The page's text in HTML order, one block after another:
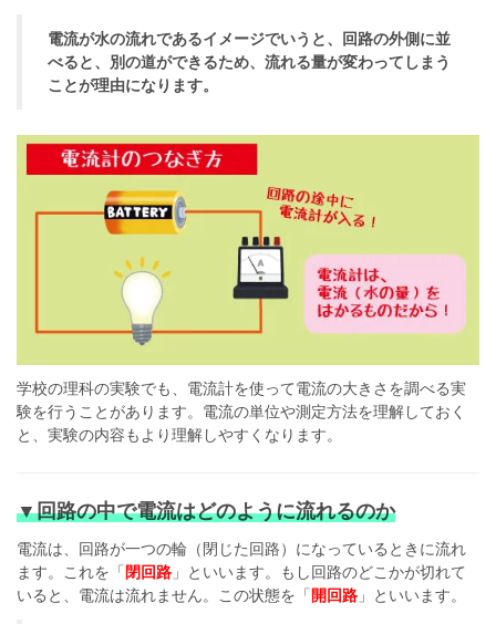
電流が水の流れであるイメージでいうと、回路の外側に並
べると、別の道ができるため、流れる量が変わってしまう
ことが理由になります。
学校の理科の実験でも、電流計を使って電流の大きさを調べる実
験を行うことがあります。電流の単位や測定方法を理解しておく
と、実験の内容もより理解しやすくなります。
▼回路の中で電流はどのように流れるのか
電流は、回路が一つの輪（閉じた回路）になっているときに流れ
ます。これを「 閉回路 」といいます。もし回路のどこかが切れて
いると、電流は流れません。この状態を「 開回路 」といいます。